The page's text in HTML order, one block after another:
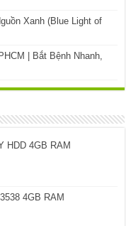
Xanh (Blue Light of
| Bắt Bệnh Nhanh,
HDD 4GB RAM
4GB RAM